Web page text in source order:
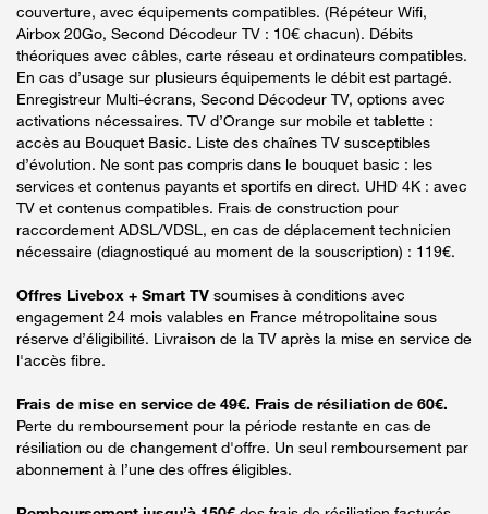
couverture, avec équipements compatibles. (Répéteur Wifi,
Airbox 20Go, Second Décodeur TV : 10€ chacun). Débits
théoriques avec câbles, carte réseau et ordinateurs compatibles.
En cas d’usage sur plusieurs équipements le débit est partagé.
Enregistreur Multi-écrans, Second Décodeur TV, options avec
activations nécessaires. TV d’Orange sur mobile et tablette :
accès au Bouquet Basic. Liste des chaînes TV susceptibles
d’évolution. Ne sont pas compris dans le bouquet basic : les
services et contenus payants et sportifs en direct. UHD 4K : avec
TV et contenus compatibles. Frais de construction pour
raccordement ADSL/VDSL, en cas de déplacement technicien
nécessaire (diagnostiqué au moment de la souscription) : 119€.
Offres Livebox + Smart TV soumises à conditions avec
engagement 24 mois valables en France métropolitaine sous
réserve d’éligibilité. Livraison de la TV après la mise en service de
l'accès fibre.
Frais de mise en service de 49€. Frais de résiliation de 60€.
Perte du remboursement pour la période restante en cas de
résiliation ou de changement d'offre. Un seul remboursement par
abonnement à l’une des offres éligibles.